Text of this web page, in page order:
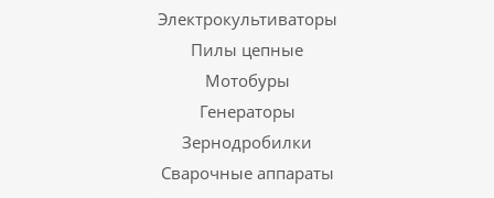
Электрокультиваторы
Пилы цепные
Мотобуры
Генераторы
Зернодробилки
Сварочные аппараты